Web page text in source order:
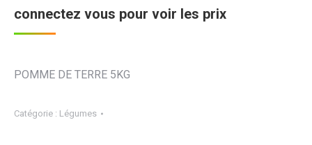
connectez vous pour voir les prix
POMME DE TERRE 5KG
Catégorie : Légumes